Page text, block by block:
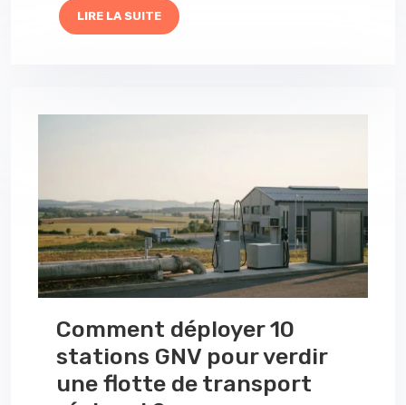
LIRE LA SUITE
Comment déployer 10
stations GNV pour verdir
une flotte de transport